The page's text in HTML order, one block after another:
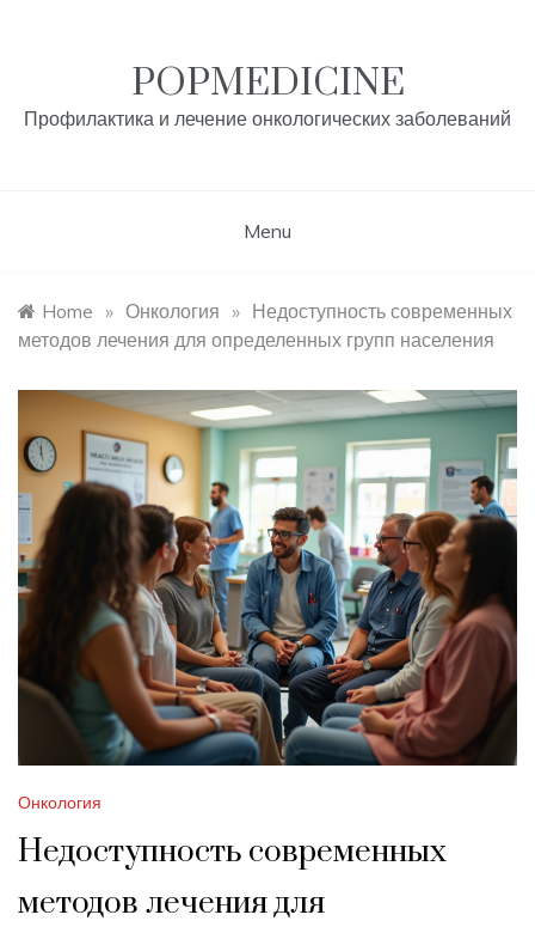
POPMEDICINE
Профилактика и лечение онкологических заболеваний
Menu
Home » Онкология » Недоступность современных
методов лечения для определенных групп населения
Онкология
Недоступность современных
методов лечения для